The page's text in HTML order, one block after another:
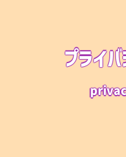
プライバ